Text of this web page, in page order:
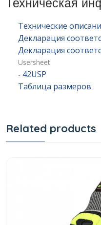
Технические
Декларация
Декларация
Usersheet
- 42USP
Таблица размеров
Related products